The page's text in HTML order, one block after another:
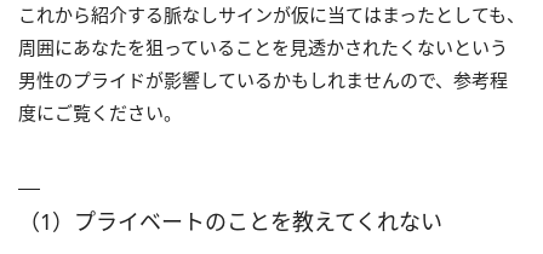
これから紹介する脈なしサインが仮に当てはまったとしても、
周囲にあなたを狙っていることを見透かされたくないという
男性のプライドが影響しているかもしれませんので、参考程
度にご覧ください。
（1）プライベートのことを教えてくれない